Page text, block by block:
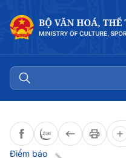
Điểm báo
Đọc bài